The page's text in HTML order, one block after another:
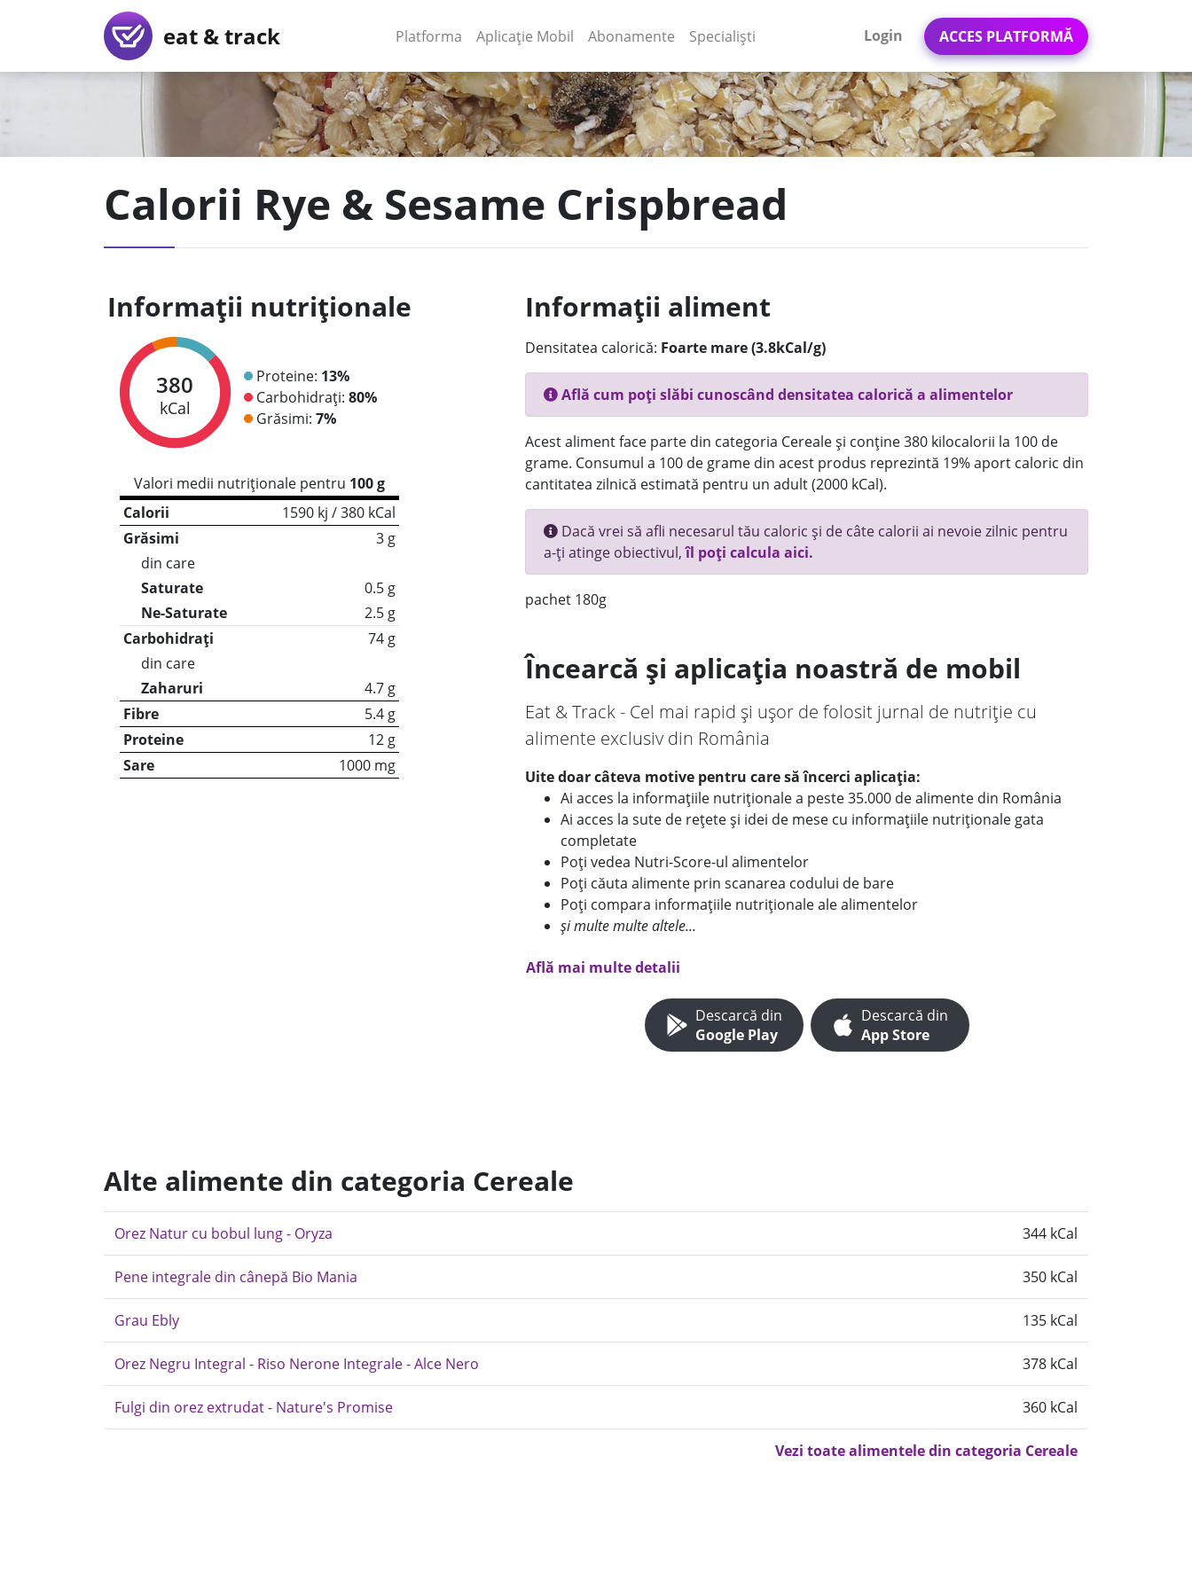
eat & track Platforma (current)
Aplicație Mobil (current)
Abonamente Specialiști Login ACCES PLATFORMĂ
Calorii Rye & Sesame Crispbread
Informații nutriționale
380
kCal
Proteine: 13%
Carbohidrați: 80%
Grăsimi: 7%
Valori medii nutriționale pentru 100 g
Calorii
1590 kj / 380 kCal
Grăsimi
3 g
din care
Saturate
0.5 g
Ne-Saturate
2.5 g
Carbohidrați
74 g
din care
Zaharuri
4.7 g
Fibre
5.4 g
Proteine
12 g
Sare
1000 mg
Informații aliment
Densitatea calorică: Foarte mare (3.8kCal/g)
Află cum poți slăbi cunoscând densitatea calorică a alimentelor
Acest aliment face parte din categoria Cereale și conține 380 kilocalorii la 100 de
grame. Consumul a 100 de grame din acest produs reprezintă 19% aport caloric din
cantitatea zilnică estimată pentru un adult (2000 kCal).
Dacă vrei să afli necesarul tău caloric și de câte calorii ai nevoie zilnic pentru
a-ți atinge obiectivul,îl poți calcula aici.
pachet 180g
Încearcă și aplicația noastră de mobil
Eat & Track - Cel mai rapid și ușor de folosit jurnal de nutriție cu
alimente exclusiv din România
Uite doar câteva motive pentru care să încerci aplicația:
Ai acces la informațiile nutriționale a peste 35.000 de alimente din România
Ai acces la sute de rețete și idei de mese cu informațiile nutriționale gata
completate
Poți vedea Nutri-Score-ul alimentelor
Poți căuta alimente prin scanarea codului de bare
Poți compara informațiile nutriționale ale alimentelor
și multe multe altele...
Află mai multe detalii
Descarcă din
Google Play
Descarcă din
App Store
Alte alimente din categoria Cereale
Orez Natur cu bobul lung - Oryza 344 kCal
Pene integrale din cânepă Bio Mania 350 kCal
Grau Ebly 135 kCal
Orez Negru Integral - Riso Nerone Integrale - Alce Nero 378 kCal
Fulgi din orez extrudat - Nature's Promise 360 kCal
Vezi toate alimentele din categoria Cereale